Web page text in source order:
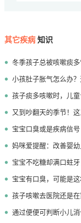
其它疾病知识
冬季孩子总被咳嗽痰
静
小孩肚子胀气怎么办
孩子痰多咳嗽时，儿
又到吵翻天的季节！
宝宝口臭或是疾病信
视
妈咪爱提醒：改善婴
要
宝宝不吃糖却满口蛀
宝宝有口臭，可能是
孩子咳嗽去医院还是
了！
通过便便可判断小儿